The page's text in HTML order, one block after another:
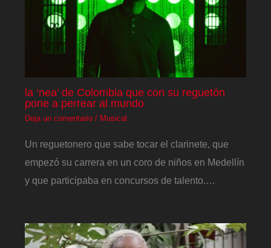
la ‘nea’ de Colombia que con su reguetón
pone a perrear al mundo
Deja un comentario / Musical
Un reguetonero que sabe tocar el clarinete, que
empezó su carrera en un coro de niños en Medellín
y que participaba en concursos de talento.…